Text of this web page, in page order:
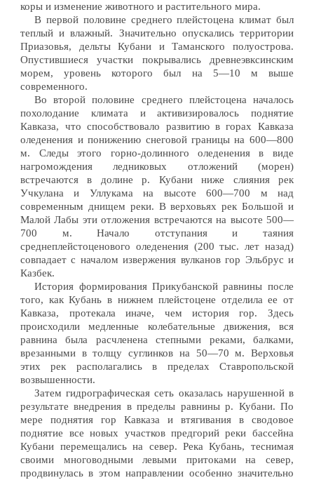
коры и изменение животного и растительного мира.
В первой половине среднего плейстоцена климат был
теплый и влажный. Значительно опускались территории
Приазовья, дельты Кубани и Таманского полуострова.
Опустившиеся участки покрывались древнеэвксинским
морем, уровень которого был на 5—10 м выше
современного.
Во второй половине среднего плейстоцена началось
похолодание климата и активизировалось поднятие
Кавказа, что способствовало развитию в горах Кавказа
оледенения и понижению снеговой границы на 600—800
м. Следы этого горно-долинного оледенения в виде
нагромождения ледниковых отложений (морен)
встречаются в долине р. Кубани ниже слияния рек
Учкулана и Уллукама на высоте 600—700 м над
современным днищем реки. В верховьях рек Большой и
Малой Лабы эти отложения встречаются на высоте 500—
700 м. Начало отступания и таяния
среднеплейстоценового оледенения (200 тыс. лет назад)
совпадает с началом извержения вулканов гор Эльбрус и
Казбек.
История формирования Прикубанской равнины после
того, как Кубань в нижнем плейстоцене отделила ее от
Кавказа, протекала иначе, чем история гор. Здесь
происходили медленные колебательные движения, вся
равнина была расчленена степными реками, балками,
врезанными в толщу суглинков на 50—70 м. Верховья
этих рек располагались в пределах Ставропольской
возвышенности.
Затем гидрографическая сеть оказалась нарушенной в
результате внедрения в пределы равнины р. Кубани. По
мере поднятия гор Кавказа и втягивания в сводовое
поднятие все новых участков предгорий реки бассейна
Кубани перемещались на север. Река Кубань, теснимая
своими многоводными левыми притоками на север,
продвинулась в этом направлении особенно значительно